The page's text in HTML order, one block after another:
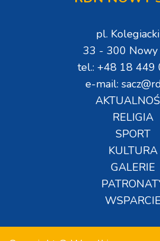
pl.
33 - 300 Nowy
tel.: +48 18 449
e-mail:
RELIGIA
SPORT
KULTURA
GALERIE
WSPARCIE